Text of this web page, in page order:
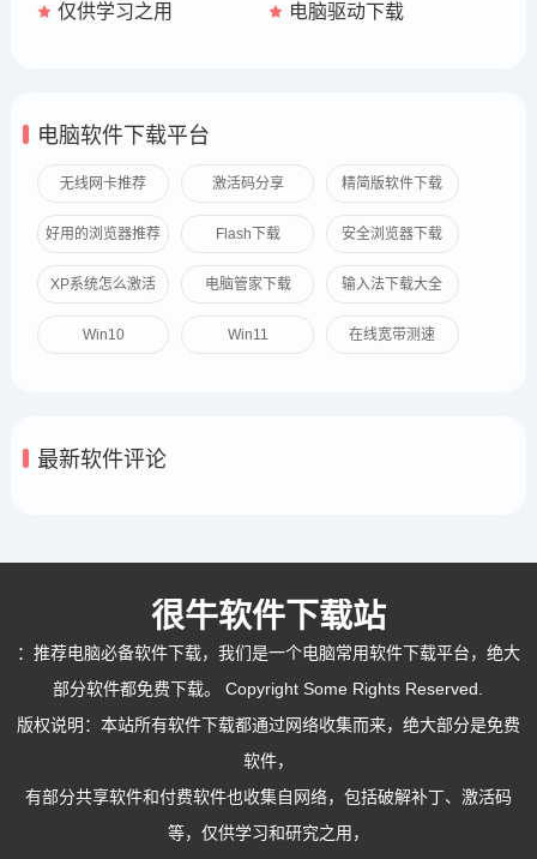
仅供学习之用 电脑驱动下载
电脑软件下载平台
无线网卡推荐 激活码分享 精简版软件下载
好用的浏览器推荐 Flash下载 安全浏览器下载
XP系统怎么激活 电脑管家下载 输入法下载大全
Win10 Win11 在线宽带测速
最新软件评论
很牛软件下载站
： 推荐电脑必备软件下载，我们是一个电脑常用软件下载平台，绝大
部分软件都免费下载。 Copyright Some Rights Reserved.
版权说明：本站所有软件下载都通过网络收集而来，绝大部分是免费
软件，
有部分共享软件和付费软件也收集自网络，包括破解补丁、激活码
等，仅供学习和研究之用，